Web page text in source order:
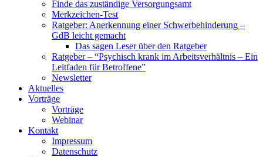
Finde das zuständige Versorgungsamt
Merkzeichen-Test
Ratgeber: Anerkennung einer Schwerbehinderung –
GdB leicht gemacht
Das sagen Leser über den Ratgeber
Ratgeber – “Psychisch krank im Arbeitsverhältnis – Ein
Leitfaden für Betroffene”
Newsletter
Aktuelles
Vorträge
Vorträge
Webinar
Kontakt
Impressum
Datenschutz